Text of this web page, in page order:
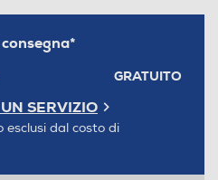
GRATUITO
SERVIZIO
esclusi dal costo di